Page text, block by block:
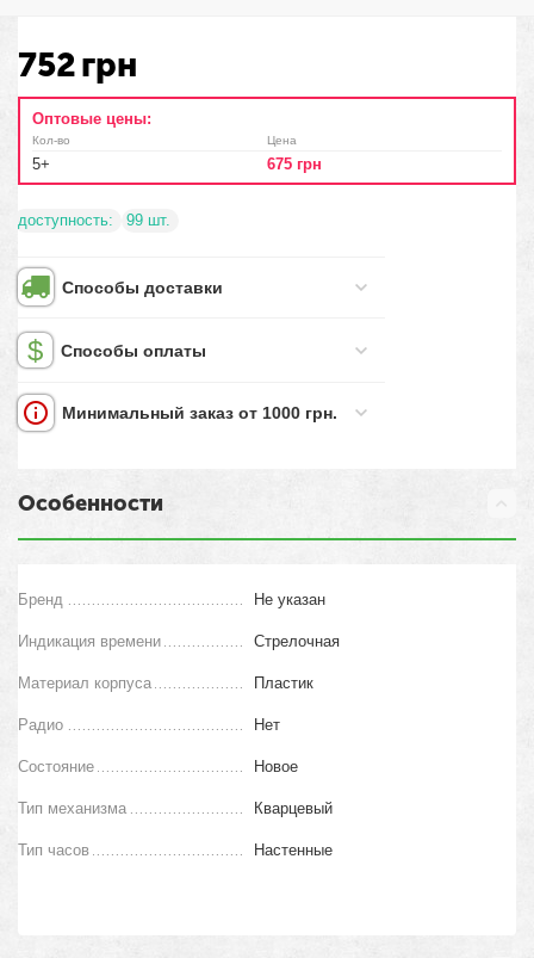
752грн
Оптовые цены:
Кол-во
5+
Цена
675 грн
доступность: 99 шт.
Способы доставки
Способы оплаты
Минимальный заказ от 1000 грн.
Особенности
Бренд Не указан
Индикация времени Стрелочная
Материал корпуса Пластик
Радио Нет
Состояние Новое
Тип механизма Кварцевый
Тип часов Настенные